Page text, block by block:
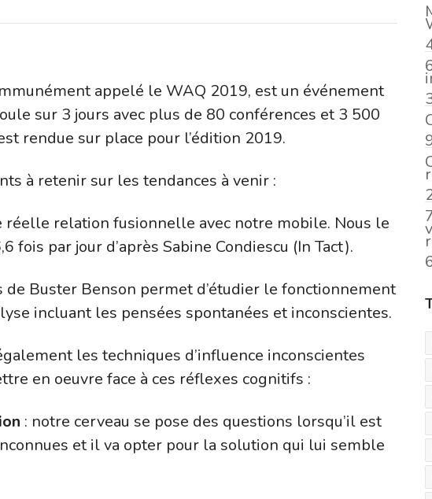
appelé le WAQ 2019, est un événement
sur 3 jours avec plus de 80 conférences et 3 500
rendue sur place pour l’édition 2019.
à retenir sur les tendances à venir :
réelle relation fusionnelle avec notre mobile. Nous le
fois par jour d’après Sabine Condiescu (In Tact).
de Buster Benson permet d’étudier le fonctionnement
incluant les pensées spontanées et inconscientes.
les techniques d’influence inconscientes
en oeuvre face à ces réflexes cognitifs :
: notre cerveau se pose des questions lorsqu’il est
et il va opter pour la solution qui lui semble